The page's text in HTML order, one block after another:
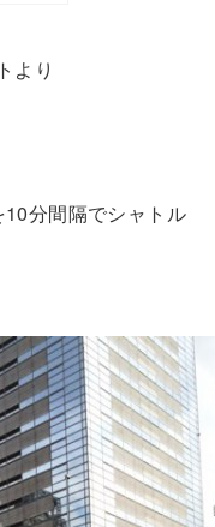
より
分間隔でシャトル